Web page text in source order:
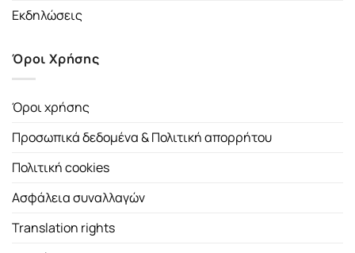
Εκδηλώσεις
Όροι Χρήσης
Όροι χρήσης
Προσωπικά δεδομένα & Πολιτική απορρήτου
Πολιτική cookies
Ασφάλεια συναλλαγών
Translation rights